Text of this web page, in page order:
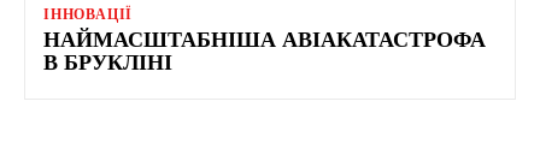
ІННОВАЦІЇ
НАЙМАСШТАБНІША АВІАКАТАСТРОФА
В БРУКЛІНІ